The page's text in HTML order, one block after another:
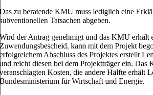
Das zu beratende KMU muss lediglich eine
subventionellen Tatsachen abgeben.
Wird der Antrag genehmigt und das KMU erhält
Zuwendungsbescheid, kann mit dem Projekt
erfolgreichem Abschluss des Projektes erstellt
und reicht diesen bei dem Projektträger ein. Das
veranschlagten Kosten, die andere Hälfte erhält
Bundesministerium für Wirtschaft und Energie.